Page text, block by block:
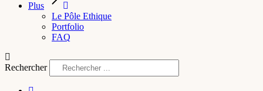
Plus
Le Pôle Ethique
Portfolio
FAQ
Rechercher